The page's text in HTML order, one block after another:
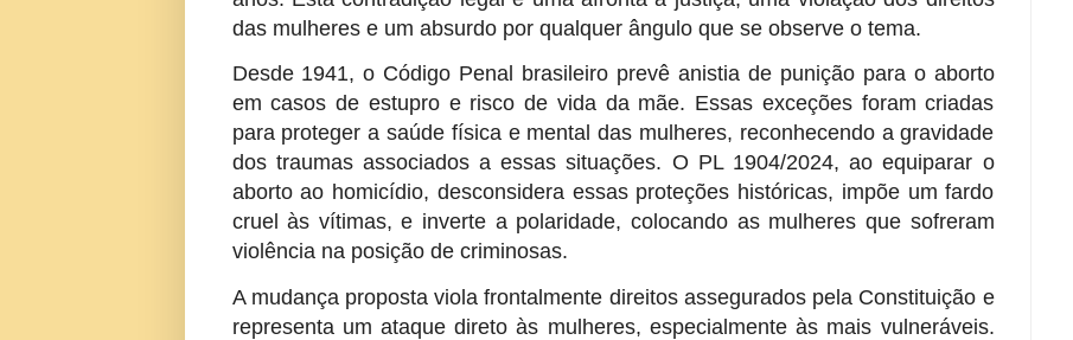
das mulheres e um absurdo por qualquer ângulo que se observe o tema.
Desde 1941, o Código Penal brasileiro prevê anistia de punição para o aborto
em casos de estupro e risco de vida da mãe. Essas exceções foram criadas
para proteger a saúde física e mental das mulheres, reconhecendo a gravidade
dos traumas associados a essas situações. O PL 1904/2024, ao equiparar o
aborto ao homicídio, desconsidera essas proteções históricas, impõe um fardo
cruel às vítimas, e inverte a polaridade, colocando as mulheres que sofreram
violência na posição de criminosas.
A mudança proposta viola frontalmente direitos assegurados pela Constituição e
representa um ataque direto às mulheres, especialmente às mais vulneráveis.